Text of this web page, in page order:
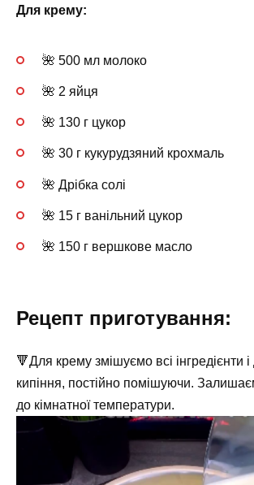
Для крему:
🌺 500 мл молоко
🌺 2 яйця
🌺 130 г цукор
🌺 30 г кукурудзяний крохмаль
🌺 Дрібка солі
🌺 15 г ванільний цукор
🌺 150 г вершкове масло
Рецепт приготування:
🔻Для крему змішуємо всі інгредієнти
кипіння, постійно помішуючи.
до кімнатної температури.